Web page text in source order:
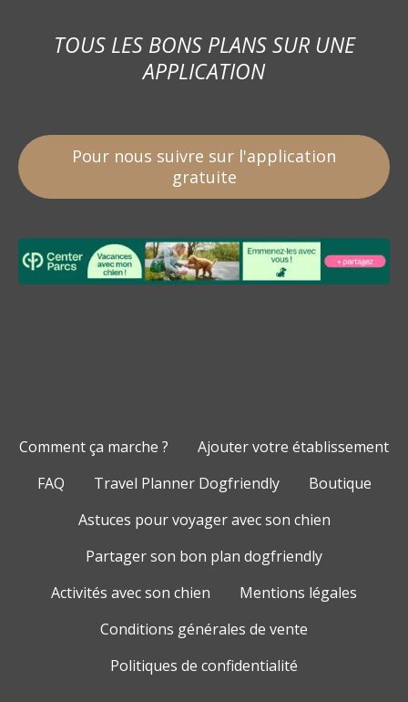
TOUS LES BONS PLANS SUR UNE
APPLICATION
Pour nous suivre sur l'application
gratuite
Comment ça marche ?
Ajouter votre établissement
FAQ
Travel Planner Dogfriendly
Boutique
Astuces pour voyager avec son chien
Partager son bon plan dogfriendly
Activités avec son chien
Mentions légales
Conditions générales de vente
Politiques de confidentialité